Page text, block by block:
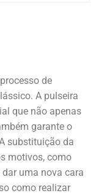
de
A pulseira
que não apenas
garante o
substituição da
motivos, como
uma nova cara
como realizar